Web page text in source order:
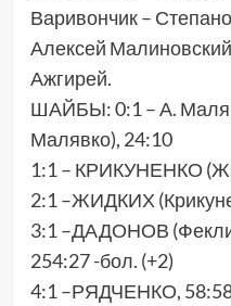
Варивончик –
Алексей
Ажгирей.
ШАЙБЫ: 0:1 – А.
Малявко), 24:10
1:1 – КРИКУНЕНКО
2:1 –ЖИДКИХ
3:1 –ДАДОНОВ
254:27 -бол. (+2)
4:1 –РЯДЧЕНКО, 58:58